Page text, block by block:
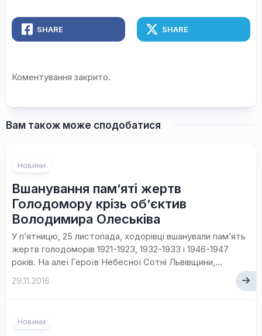
SHARE SHARE
Коментування закрито.
Вам також може сподобатися
Новини
Вшанування пам’яті жертв
Голодомору крізь об’єктив
Володимира Олеськіва
У п’ятницю, 25 листопада, ходорівці вшанували пам’ять
жертв голодоморів 1921-1923, 1932-1933 і 1946-1947
років. На алеї Героїв Небесної Сотні Львівщини,...
29.11.2016
Новини